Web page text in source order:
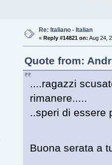
Re: Italiano - Italian
« Reply #14821 on: Aug 24,
Quote from:
....ragazzi
rimanere.....
..speri di essere
Buona serata a